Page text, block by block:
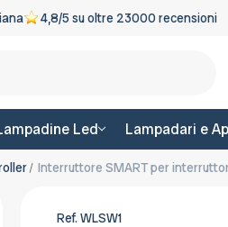
4,8/5 su oltre 23000 recensioni
Led Lampadari e
Interruttore SMART per
Ref. WLSW1